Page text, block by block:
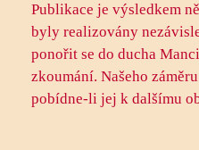
Publikace je výsledkem
byly realizovány
ponořit se do ducha
zkoumání. Našeho
pobídne-li jej k dalšímu